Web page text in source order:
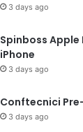
3 days ago
Spinboss Apple
iPhone
3 days ago
Conftecnici
3 days ago